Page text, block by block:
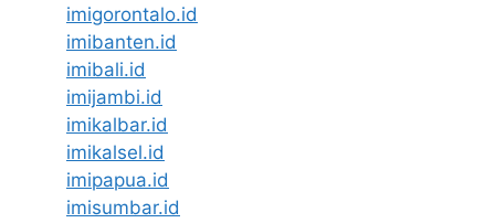
imigorontalo.id
imibanten.id
imibali.id
imijambi.id
imikalbar.id
imikalsel.id
imipapua.id
imisumbar.id